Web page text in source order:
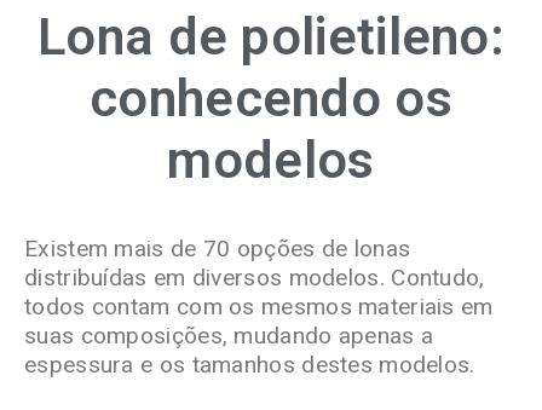
Lona de polietileno:
conhecendo os
modelos
Existem mais de 70 opções de lonas
distribuídas em diversos modelos. Contudo,
todos contam com os mesmos materiais em
suas composições, mudando apenas a
espessura e os tamanhos destes modelos.